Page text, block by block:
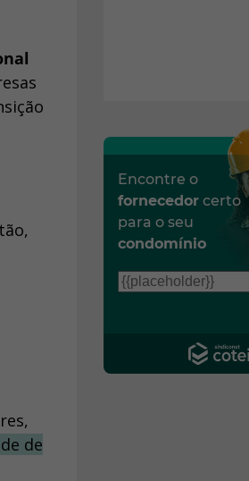
de
Encontre o
fornecedor certo
para o seu
condomínio